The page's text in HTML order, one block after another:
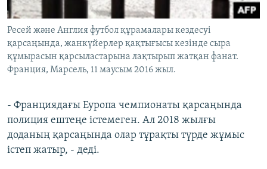
Ресей және Англия футбол құрамалары кездесуі
қарсаңында, жанкүйерлер қақтығысы кезінде сыра
құмырасын қарсыластарына лақтырып жатқан фанат.
Франция, Марсель, 11 маусым 2016 жыл.
- Франциядағы Еуропа чемпионаты қарсаңында
полиция ештеңе істемеген. Ал 2018 жылғы
доданың қарсаңында олар тұрақты түрде жұмыс
істеп жатыр, - деді.